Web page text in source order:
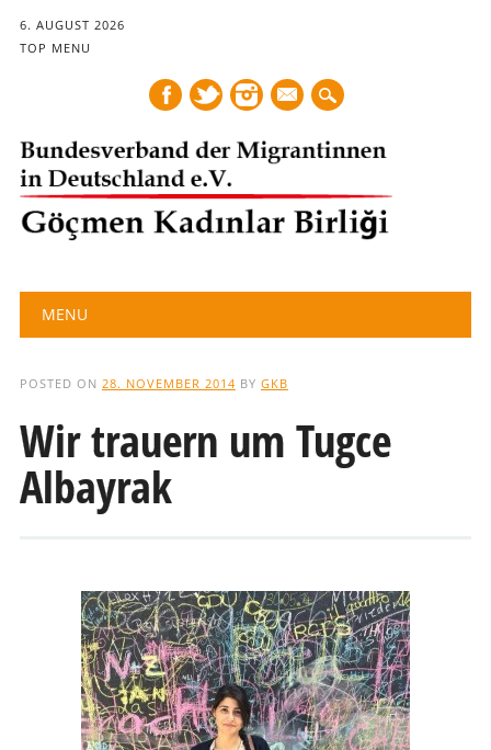
6. AUGUST 2026
TOP MENU
mail
Main menu
MENU
POSTED ON 28. NOVEMBER 2014 BY GKB
Wir trauern um Tugce
Albayrak